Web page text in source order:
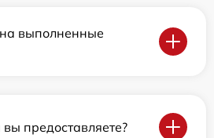
на выполненные
предоставляете?